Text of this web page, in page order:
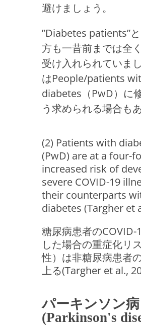
避けましょう。
”Diabetes patients”
方も一昔前までは全
受け入れられていま
はPeople/patients
diabetes（PwD）に
う求められる場合も
(2) Patients with
(PwD) are at a four-
increased risk of
severe COVID-19
their counterparts
diabetes (Targher et
糖尿病患者のCOVID-
した場合の重症化リ
性）は非糖尿病患者
上る(Targher et al.,
パーキンソン病
(Parkinson's